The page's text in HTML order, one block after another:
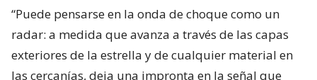
“Puede pensarse en la onda de choque como un
radar: a medida que avanza a través de las capas
exteriores de la estrella y de cualquier material en
las cercanías, deja una impronta en la señal que